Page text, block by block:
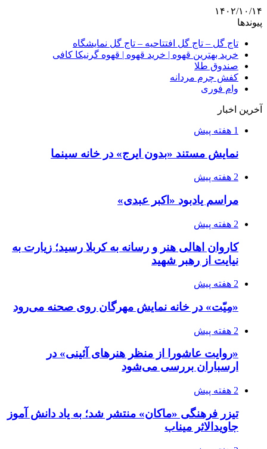
۱۴۰۲/۱۰/۱۴
پیوندها
تاج گل – تاج گل افتتاحیه – تاج گل نمایشگاه
خرید بهترین قهوه | خرید قهوه | قهوه گرنیکا کافی
صندوق طلا
کفش چرم مردانه
وام فوری
آخرین اخبار
1 هفته پیش
نمایش مستند «بدون ایرج» در خانه سینما
2 هفته پیش
مراسم یادبود «اکبر عبدی»
2 هفته پیش
کاروان اهالی هنر و رسانه به کربلا رسید؛ زیارت به
نیایت از رهبر شهید
2 هفته پیش
«مِیّت» در خانه نمایش مهرگان روی صحنه می‌رود
2 هفته پیش
«روایت عاشورا از منظر هنرهای آئینی» در
ارسباران بررسی می‌شود
2 هفته پیش
تیزر فرهنگی «ماکان» منتشر شد؛ به یاد دانش آموز
جاویدالاثر میناب